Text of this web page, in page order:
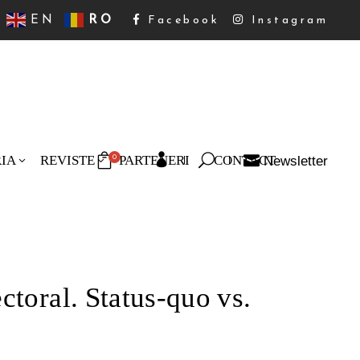
EN RO Facebook Instagram
REVISTE PARTENERI CONTACT
0 Newsletter
Status-quo vs.